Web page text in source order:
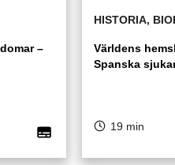
–
HISTORIA,
Världens
Spanska
19 min